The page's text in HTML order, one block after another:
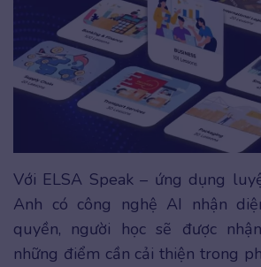
Với ELSA Speak – ứng dụng
Anh có công nghệ AI nhận
quyền, người học sẽ được
những điểm cần cải thiện trong